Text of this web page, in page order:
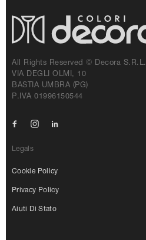
All Rights Reserved © Decora S.r.l.
VIA DEGLI OLMI, 10
BASTIA UMBRA (PG)
P.IVA 01996150544
FacebookInstagram
Linkedin
Legals
Cookie Policy
Privacy Policy
Aiuti Di Stato